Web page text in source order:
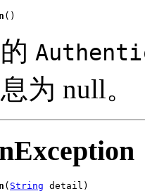
()
为 null。
( String detail)